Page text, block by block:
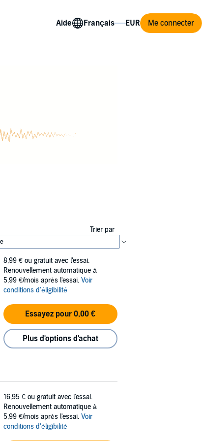
Aide Me connecter
Trier par
8,99 € ou gratuit avec l'essai.
Renouvellement automatique à
5,99 €/mois après l'essai. Voir
conditions d'éligibilité
Essayez pour 0,00 €
Plus d'options d'achat
16,95 € ou gratuit avec l'essai.
Renouvellement automatique à
5,99 €/mois après l'essai. Voir
conditions d'éligibilité